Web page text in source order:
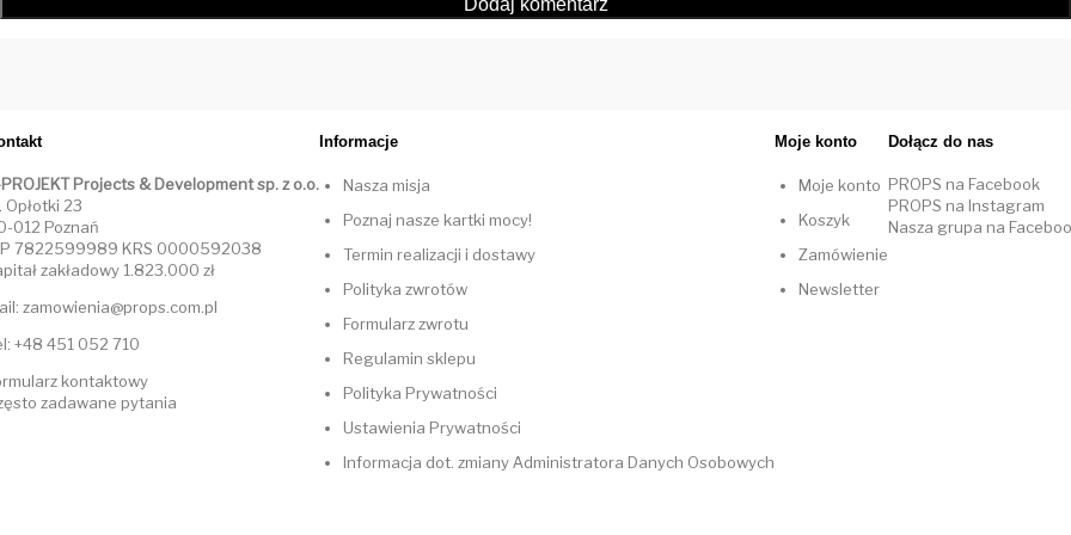
Projects & Development sp. z o.o.
Opłotki 23
012 Poznań
7822599989 KRS 0000592038
zakładowy 1.823.000 zł
zamowienia@props.com.pl
+48 451 052 710
kontaktowy
zadawane pytania
Informacje
Nasza misja
Poznaj nasze kartki mocy!
Termin realizacji i dostawy
Polityka zwrotów
Formularz zwrotu
Regulamin sklepu
Polityka Prywatności
Ustawienia Prywatności
Informacja dot. zmiany Administratora Danych Osobowych
Moje konto
Moje konto
Koszyk
Zamówienie
Newsletter
Dołącz do nas
PROPS na Facebook
PROPS na Instagram
Nasza grupa na